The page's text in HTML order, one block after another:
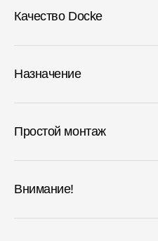
Качество Docke
Назначение
Простой монтаж
Внимание!